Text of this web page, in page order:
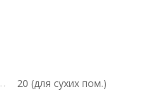
20 (для сухих пом.)